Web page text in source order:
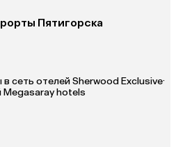
Пятигорска
в сеть отелей Sherwood Exclusive·
Megasaray hotels